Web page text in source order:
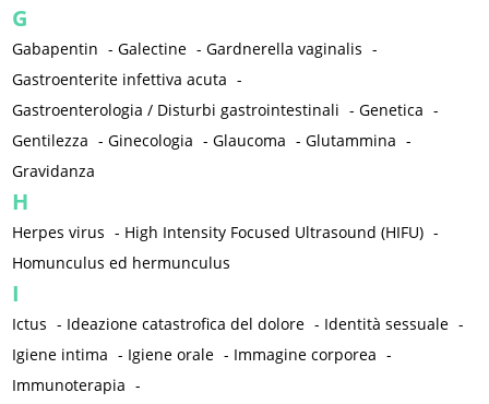
G
Gabapentin -Galectine -Gardnerella vaginalis -
Gastroenterite infettiva acuta -
Gastroenterologia / Disturbi gastrointestinali -Genetica -
Gentilezza -Ginecologia -Glaucoma -Glutammina -
Gravidanza
H
Herpes virus - High Intensity Focused Ultrasound (HIFU) -
Homunculus ed hermunculus
I
Ictus - Ideazione catastrofica del dolore - Identità sessuale -
Igiene intima - Igiene orale - Immagine corporea -
Immunoterapia -